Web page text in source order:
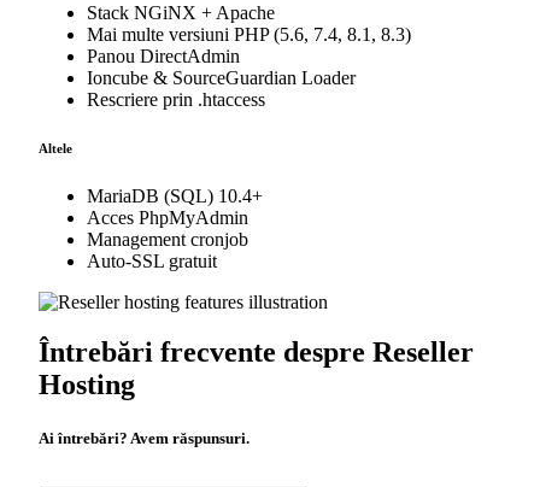
Stack NGiNX + Apache
Mai multe versiuni PHP (5.6, 7.4, 8.1, 8.3)
Panou DirectAdmin
Ioncube & SourceGuardian Loader
Rescriere prin .htaccess
Altele
MariaDB (SQL) 10.4+
Acces PhpMyAdmin
Management cronjob
Auto-SSL gratuit
Întrebări frecvente despre Reseller
Hosting
Ai întrebări? Avem răspunsuri.